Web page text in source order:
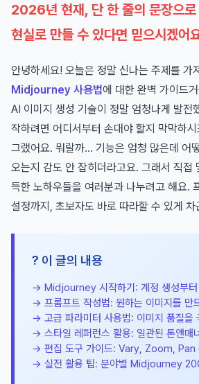
2026년 현재, 단 한 줄의 문장으로
현실로 만들 수 있다면 믿으시겠어
안녕하세요! 오늘은 정말 신나는 주제를 가
Midjourney 사용법에 대한 완벽 가이드
AI 이미지 생성 기술이 정말 엄청나게 발전
작하려면 어디서부터 손대야 할지 막막하
그랬어요. 뭐랄까... 기능은 엄청 많은데 어
오는지 감도 안 잡히더라고요. 그래서 직접
득한 노하우들을 여러분과 나누려고 해요.
설정까지, 초보자도 바로 따라할 수 있게
? 이 글의 내용
→ Midjourney 시작하기: 계정 생성부터
→ 프롬프트 작성법: 원하는 이미지를 만
→ 고급 파라미터 사용법: 이미지 품질을
→ 스타일 레퍼런스 활용: 일관된 톤앤매
→ 편집 도구 가이드: Vary, Zoom, Pan
→ 실전 활용 팁: 분야별 Midjourney